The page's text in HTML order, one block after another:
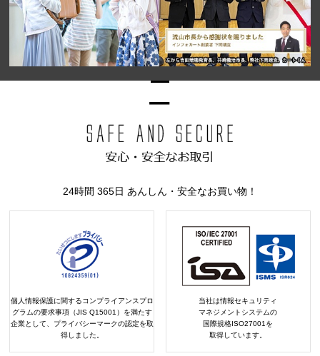
24時間 365日 あんしん・安全なお買い物！
個人情報保護に関するコンプライアンスプロ
グラムの要求事項（JIS Q15001）を満たす
企業として、プライバシーマークの認定を取
得しました。
当社は情報セキュリティ
マネジメントシステムの
国際規格ISO27001を
取得しています。